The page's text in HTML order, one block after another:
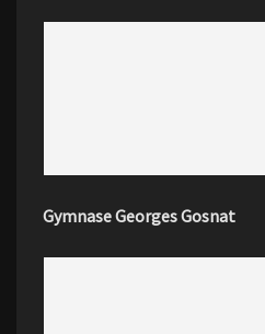
Gymnase Georges Gosnat